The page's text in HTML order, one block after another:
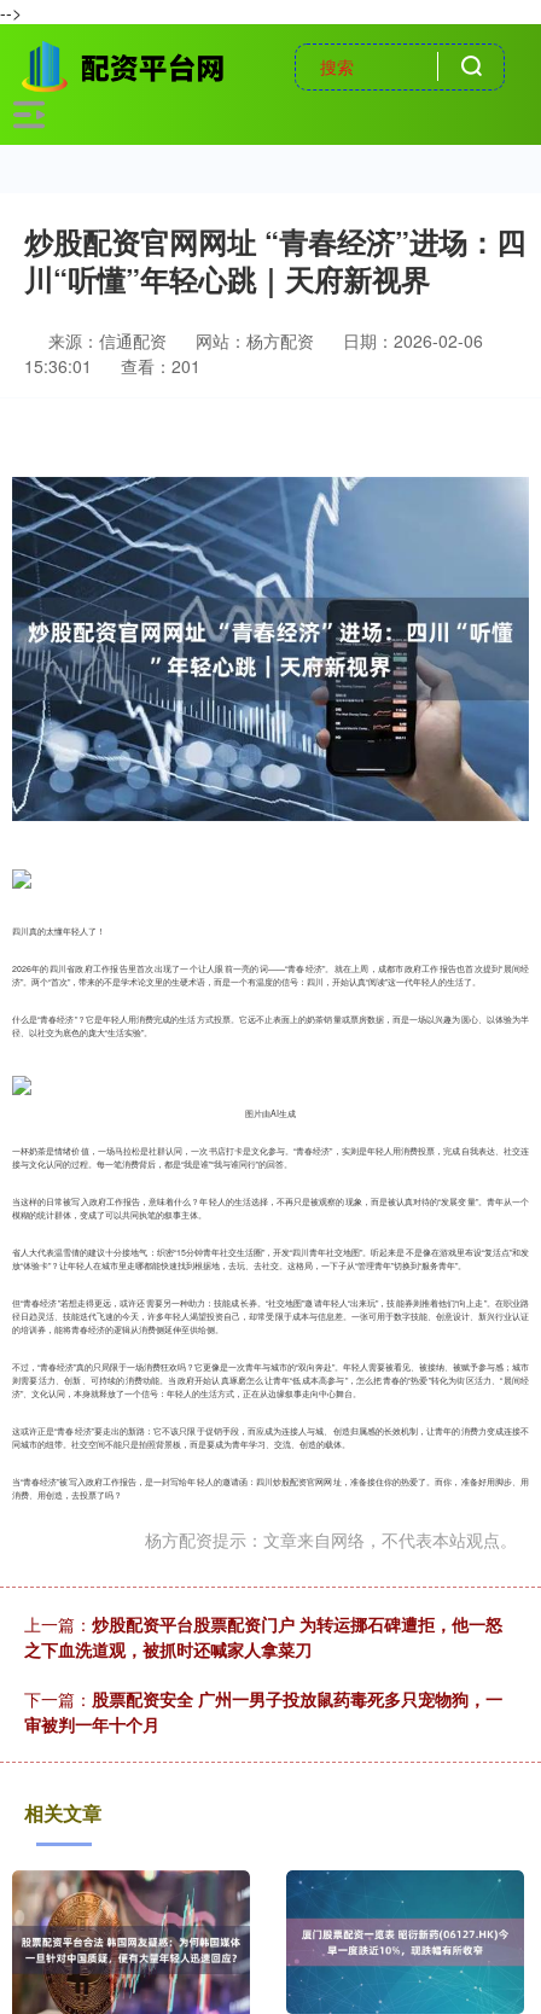
-->
炒股配资官网网址 “青春经济”进场：四
川“听懂”年轻心跳｜天府新视界
来源：信通配资 网站：杨方配资
日期：2026-02-06
15:36:01
查看：201
四川真的太懂年轻人了！
2026年的四川省政府工作报告里首次出现了一个让人眼前一亮的词——“青春经济”。就在上周，成都市政府工作报告也首次提到“晨间经
济”。两个“首次”，带来的不是学术论文里的生硬术语，而是一个有温度的信号：四川，开始认真“阅读”这一代年轻人的生活了。
什么是“青春经济”？它是年轻人用消费完成的生活方式投票。它远不止表面上的奶茶销量或票房数据，而是一场以兴趣为圆心、以体验为半
径、以社交为底色的庞大“生活实验”。
图片由AI生成
一杯奶茶是情绪价值，一场马拉松是社群认同，一次书店打卡是文化参与。“青春经济”，实则是年轻人用消费投票，完成自我表达、社交连
接与文化认同的过程。每一笔消费背后，都是“我是谁”“我与谁同行”的回答。
当这样的日常被写入政府工作报告，意味着什么？年轻人的生活选择，不再只是被观察的现象，而是被认真对待的“发展变量”。青年从一个
模糊的统计群体，变成了可以共同执笔的叙事主体。
省人大代表温雪倩的建议十分接地气：织密“15分钟青年社交生活圈”，开发“四川青年社交地图”。听起来是不是像在游戏里布设“复活点”和发
放“体验卡”？让年轻人在城市里走哪都能快速找到根据地，去玩、去社交。这格局，一下子从“管理青年”切换到“服务青年”。
但“青春经济”若想走得更远，或许还需要另一种助力：技能成长券。“社交地图”邀请年轻人“出来玩”，技能券则推着他们“向上走”。在职业路
径日趋灵活、技能迭代飞速的今天，许多年轻人渴望投资自己，却常受限于成本与信息差。一张可用于数字技能、创意设计、新兴行业认证
的培训券，能将青春经济的逻辑从消费侧延伸至供给侧。
不过，“青春经济”真的只局限于一场消费狂欢吗？它更像是一次青年与城市的“双向奔赴”。年轻人需要被看见、被接纳、被赋予参与感；城市
则需要活力、创新、可持续的消费动能。当政府开始认真琢磨怎么让青年“低成本高参与”，怎么把青春的“热爱”转化为街区活力、“晨间经
济”、文化认同，本身就释放了一个信号：年轻人的生活方式，正在从边缘叙事走向中心舞台。
这或许正是“青春经济”要走出的新路：它不该只限于促销手段，而应成为连接人与城、创造归属感的长效机制，让青年的消费力变成连接不
同城市的纽带。社交空间不能只是拍照背景板，而是要成为青年学习、交流、创造的载体。
当“青春经济”被写入政府工作报告，是一封写给年轻人的邀请函：四川炒股配资官网网址，准备接住你的热爱了。而你，准备好用脚步、用
消费、用创造，去投票了吗？
杨方配资提示：文章来自网络，不代表本站观点。
上一篇： 炒股配资平台股票配资门户 为转运挪石碑遭拒，他一怒
之下血洗道观，被抓时还喊家人拿菜刀
下一篇： 股票配资安全 广州一男子投放鼠药毒死多只宠物狗，一
审被判一年十个月
相关文章